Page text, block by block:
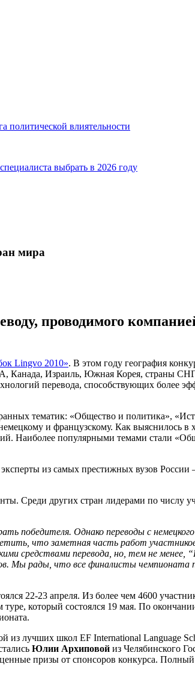
политической влиятельности
выбрать в 2026 году
мира
проводимого
Lingvo 2010». В этом году география
Канада, Израиль, Южная Корея, страны
перевода, способствующих более
тематик: «Общество и политика»,
и французскому. Как выяснилось в
Наиболее популярными темами стали
эксперты из самых престижных вузов
Среди других стран лидерами по числу
Однако переводы с немецкого
что заметная часть работ
средствами перевода, но, тем не менее,
Мы рады, что все финалисты чемпионата
22-23 апреля. Из более чем 4600
который состоялся 19 мая. По
лучших школ EF International Language
Юлии Архиповой из Челябинского
призы от спонсоров конкурса. Полный